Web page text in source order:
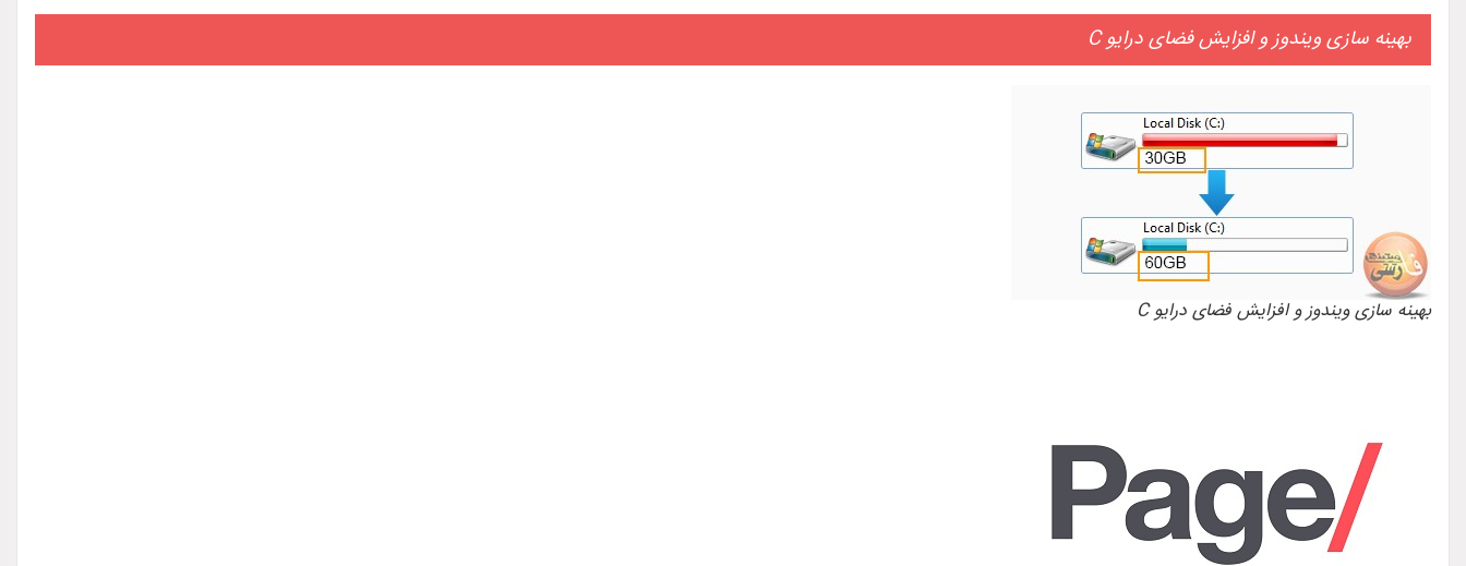
بهینه سازی ویندوز و افزایش فضای درایو C
بهینه سازی ویندوز و افزایش فضای درایو C